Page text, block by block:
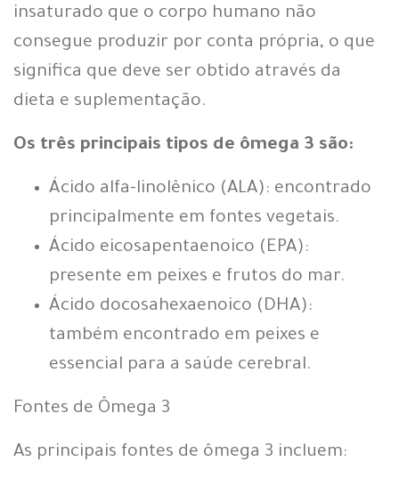
insaturado que o corpo humano não
consegue produzir por conta própria, o que
significa que deve ser obtido através da
dieta e suplementação.
Os três principais tipos de ômega 3 são:
Ácido alfa-linolênico (ALA): encontrado
principalmente em fontes vegetais.
Ácido eicosapentaenoico (EPA):
presente em peixes e frutos do mar.
Ácido docosahexaenoico (DHA):
também encontrado em peixes e
essencial para a saúde cerebral.
Fontes de Ômega 3
As principais fontes de ômega 3 incluem: